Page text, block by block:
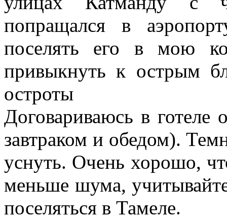
попращался в
поселять его в мою
привыкнуть к острым
остроты
Договариваюсь в готеле
завтраком и обедом).
уснуть. Очень хорошо,
меньше шума,
поселяться в Тамеле.